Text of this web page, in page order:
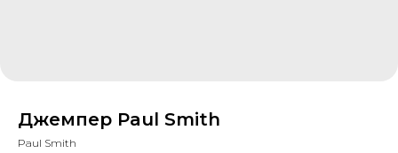
Джемпер Paul Smith
Paul Smith